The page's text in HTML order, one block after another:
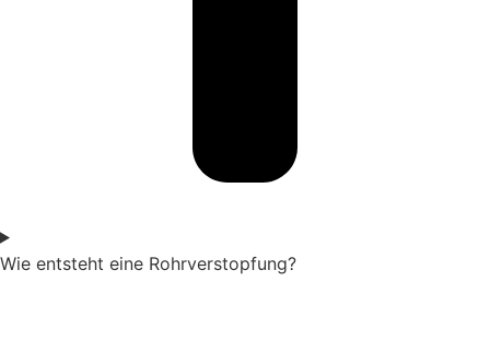
Wie entsteht eine Rohrverstopfung?